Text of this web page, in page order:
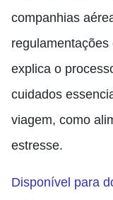
companhias
explica o
cuidados
viagem, como
estresse.
Disponível para